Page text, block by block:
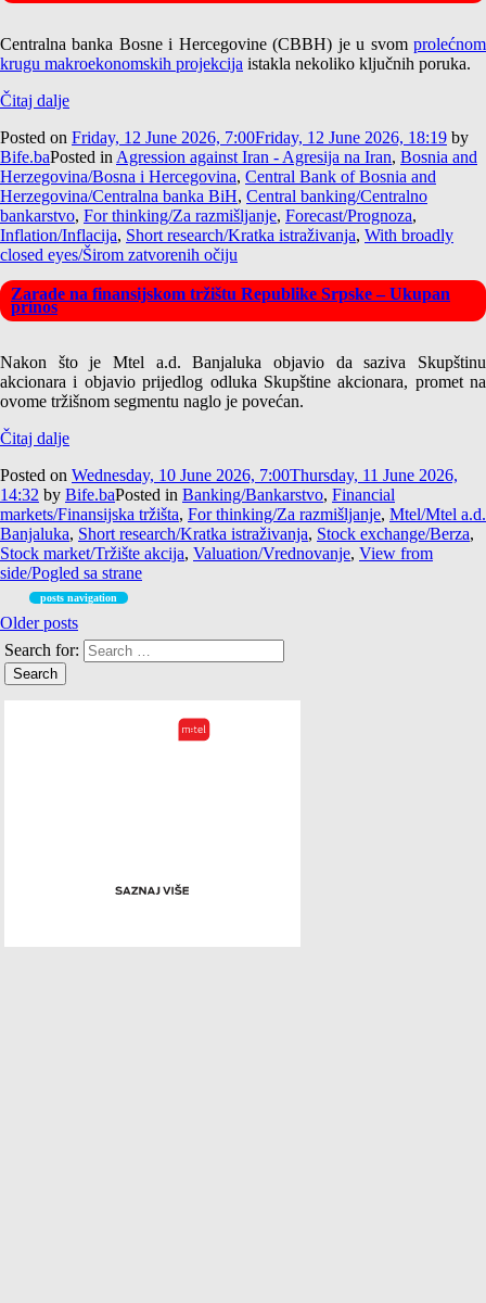
Centralna banka Bosne i Hercegovine (CBBH) je u svom prolećnom
krugu makroekonomskih projekcija istakla nekoliko ključnih poruka.
Čitaj dalje
Posted on Friday, 12 June 2026, 7:00Friday, 12 June 2026, 18:19 by
Bife.baPosted inAgression against Iran - Agresija na Iran, Bosnia and
Herzegovina/Bosna i Hercegovina, Central Bank of Bosnia and
Herzegovina/Centralna banka BiH, Central banking/Centralno
bankarstvo, For thinking/Za razmišljanje, Forecast/Prognoza,
Inflation/Inflacija, Short research/Kratka istraživanja, With broadly
closed eyes/Širom zatvorenih očiju
Zarade na finansijskom tržištu Republike Srpske – Ukupan
prinos
Nakon što je Mtel a.d. Banjaluka objavio da saziva Skupštinu
akcionara i objavio prijedlog odluka Skupštine akcionara, promet na
ovome tržišnom segmentu naglo je povećan.
Čitaj dalje
Posted on Wednesday, 10 June 2026, 7:00Thursday, 11 June 2026,
14:32 by Bife.baPosted in Banking/Bankarstvo, Financial
markets/Finansijska tržišta, For thinking/Za razmišljanje, Mtel/Mtel a.d.
Banjaluka, Short research/Kratka istraživanja, Stock exchange/Berza,
Stock market/Tržište akcija, Valuation/Vrednovanje, View from
side/Pogled sa strane
posts navigation
Older posts
Search for: